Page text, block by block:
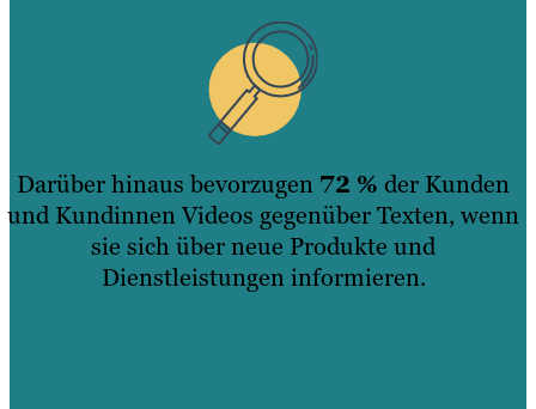
Darüber hinaus bevorzugen 72 % der Kunden
und Kundinnen Videos gegenüber Texten, wenn
sie sich über neue Produkte und
Dienstleistungen informieren.